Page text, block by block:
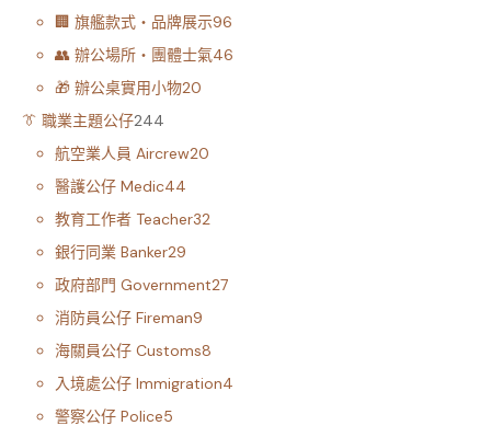
🏢 旗艦款式・品牌展示96
👥 辦公場所・團體士氣46
🎁 辦公桌實用小物20
👔 職業主題公仔244
航空業人員 Aircrew20
醫護公仔 Medic44
教育工作者 Teacher32
銀行同業 Banker29
政府部門 Government27
消防員公仔 Fireman9
海關員公仔 Customs8
入境處公仔 Immigration4
警察公仔 Police5